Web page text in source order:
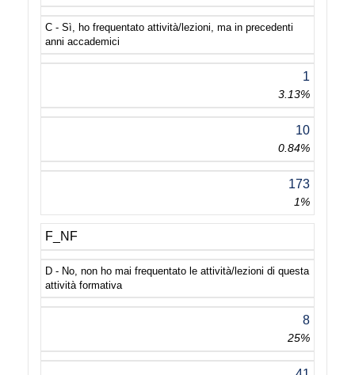
C - Sì, ho frequentato attività/lezioni, ma in precedenti
anni accademici
1
3.13%
10
0.84%
173
1%
F_NF
D - No, non ho mai frequentato le attività/lezioni di questa
attività formativa
8
25%